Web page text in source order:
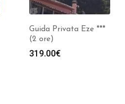
Guida Privata Eze ***
(2 ore)
319.00€